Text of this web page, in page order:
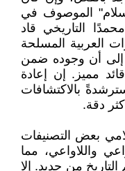
الموصوف في
التاريخي قاد
العربية المسلحة
إلى أن وجوده ضمن
مميز. إن إعادة
بالاكتشافات
دقة.
بعض التصنيفات
واللاواعي، مما
من جديد. إلا